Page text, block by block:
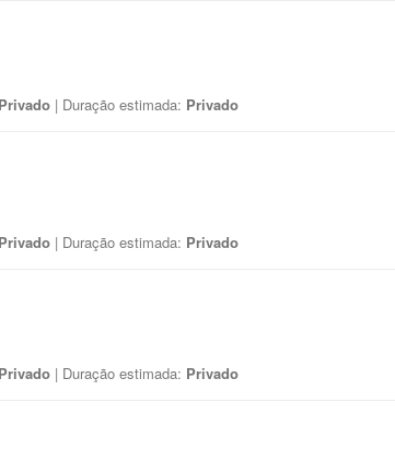
Privado | Duração estimada: Privado
Privado | Duração estimada: Privado
Privado | Duração estimada: Privado